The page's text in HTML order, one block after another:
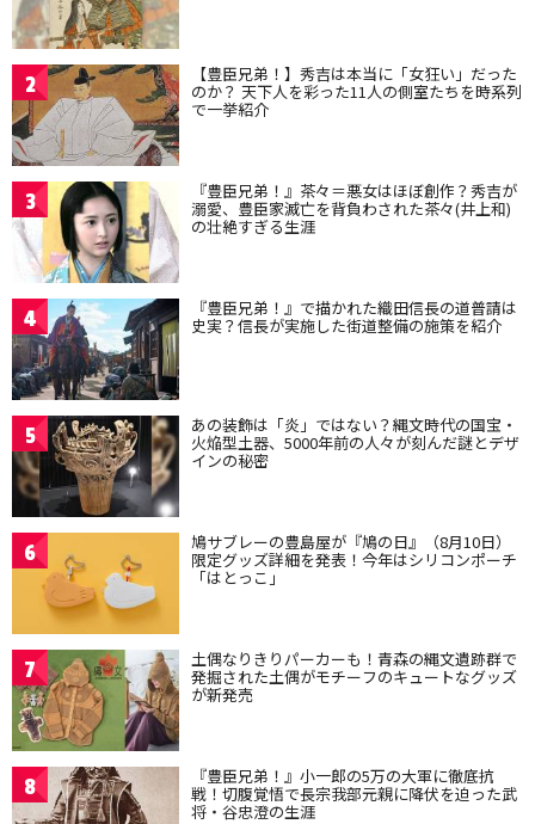
2 【豊臣兄弟！】秀吉は本当に「女狂い」だった
のか？ 天下人を彩った11人の側室たちを時系列
で一挙紹介
3 『豊臣兄弟！』茶々＝悪女はほぼ創作？秀吉が
溺愛、豊臣家滅亡を背負わされた茶々(井上和)
の壮絶すぎる生涯
4 『豊臣兄弟！』で描かれた織田信長の道普請は
史実？信長が実施した街道整備の施策を紹介
5 あの装飾は「炎」ではない？縄文時代の国宝・
火焔型土器、5000年前の人々が刻んだ謎とデザ
インの秘密
6 鳩サブレーの豊島屋が『鳩の日』（8月10日）
限定グッズ詳細を発表！今年はシリコンポーチ
「はとっこ」
7 土偶なりきりパーカーも！青森の縄文遺跡群で
発掘された土偶がモチーフのキュートなグッズ
が新発売
8 『豊臣兄弟！』小一郎の5万の大軍に徹底抗
戦！切腹覚悟で長宗我部元親に降伏を迫った武
将・谷忠澄の生涯